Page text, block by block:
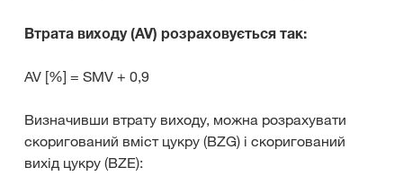
Втрата виходу (AV) розраховується так:
AV [%] = SMV + 0,9
Визначивши втрату виходу, можна розрахувати
скоригований вміст цукру (BZG) і скоригований
вихід цукру (BZE):